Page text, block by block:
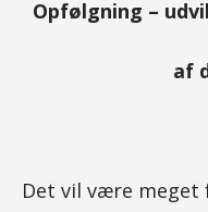
Opfølgning –
af
Det vil være